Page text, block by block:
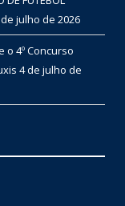
julho de 2026
4º Concurso
4 de julho de